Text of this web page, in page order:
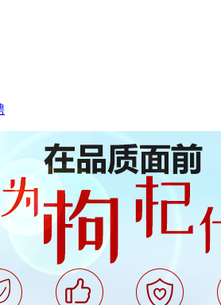
熱泵干燥機煙葉干燥機 木材干燥機